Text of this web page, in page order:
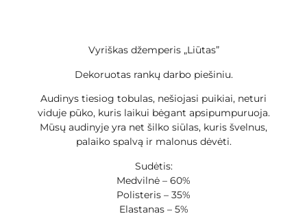
Vyriškas džemperis „Liūtas”
Dekoruotas rankų darbo piešiniu.
Audinys tiesiog tobulas, nešiojasi puikiai, neturi
viduje pūko, kuris laikui bėgant apsipumpuruoja.
Mūsų audinyje yra net šilko siūlas, kuris švelnus,
palaiko spalvą ir malonus dėvėti.
Sudėtis:
Medvilnė – 60%
Polisteris – 35%
Elastanas – 5%